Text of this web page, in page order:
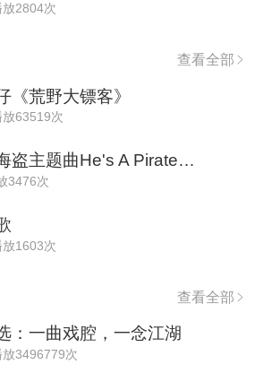
2804次
查看全部
《荒野大镖客》
63519次
加勒比海盗主题曲He's A Pirate（经典钢琴
3476次
1603次
查看全部
：一曲戏腔，一念江湖
3496779次